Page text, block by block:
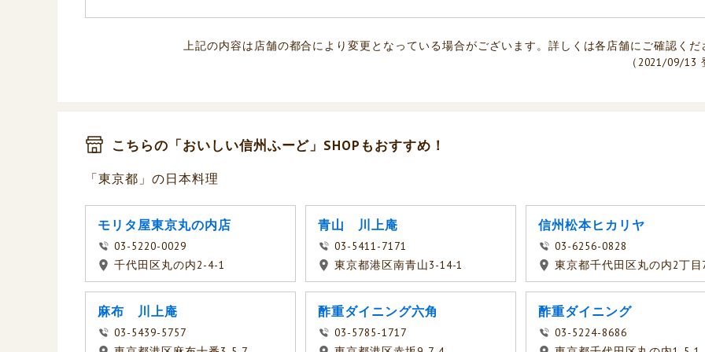
上記の内容は店舗の都合により変更となっている場合がございます。詳しくは各店舗にご確認くだ
（2021/09/13
こちらの「おいしい信州ふーど」SHOPもおすすめ！
「東京都」の日本料理
モリタ屋東京丸の内店
03-5220-0029
千代田区丸の内2-4-1
青山 川上庵
03-5411-7171
東京都港区南青山3-14-1
信州松本ヒカリヤ
03-6256-0828
東京都千代田区丸の内2丁目
麻布 川上庵
03-5439-5757
酢重ダイニング六角
03-5785-1717
酢重ダイニング
03-5224-8686